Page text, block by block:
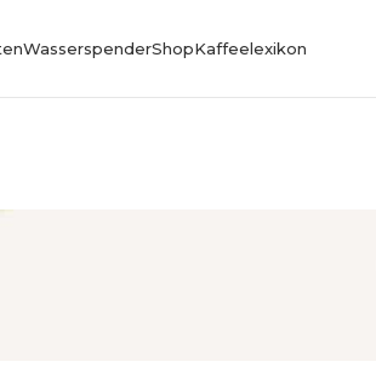
WasserspenderShopKaffeelexikon